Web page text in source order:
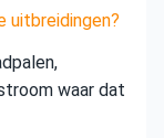
uitbreidingen?
waar dat